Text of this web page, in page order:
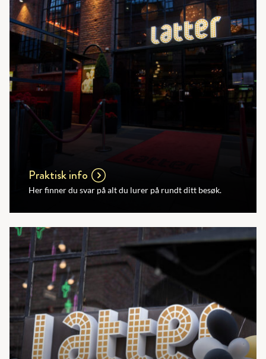
Praktisk info
Her finner du svar på alt du lurer på rundt ditt besøk.